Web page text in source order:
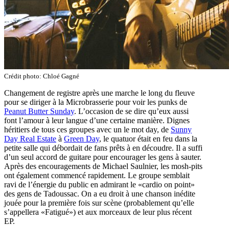
Crédit photo: Chloé Gagné
Changement de registre après une marche le long du fleuve
pour se diriger à la Microbrasserie pour voir les punks de
Peanut Butter Sunday. L’occasion de se dire qu’eux aussi
font l’amour à leur langue d’une certaine manière. Dignes
héritiers de tous ces groupes avec un le mot day, de Sunny
Day Real Estate à Green Day, le quatuor était en feu dans la
petite salle qui débordait de fans prêts à en découdre. Il a suffi
d’un seul accord de guitare pour encourager les gens à sauter.
Après des encouragements de Michael Saulnier, les mosh-pits
ont également commencé rapidement. Le groupe semblait
ravi de l’énergie du public en admirant le «cardio on point»
des gens de Tadoussac. On a eu droit à une chanson inédite
jouée pour la première fois sur scène (probablement qu’elle
s’appellera «Fatigué») et aux morceaux de leur plus récent
EP.